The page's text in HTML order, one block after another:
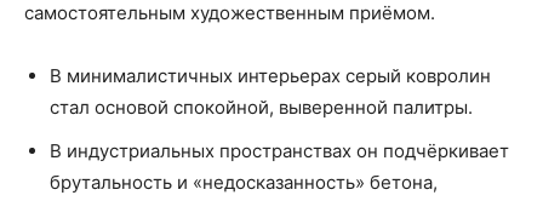
самостоятельным художественным приёмом.
В минималистичных интерьерах серый ковролин
стал основой спокойной, выверенной палитры.
В индустриальных пространствах он подчёркивает
брутальность и «недосказанность» бетона,